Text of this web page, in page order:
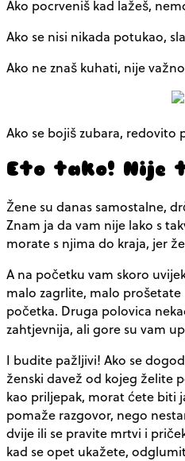
Ako pocrveniš kad lažeš,
Ako se nisi nikada potukao,
Ako ne znaš kuhati, nije
Ako se bojiš zubara, redovito
Eto tako! Nije
Žene su danas samostalne,
Znam ja da vam nije lako s
morate s njima do kraja, jer
A na početku vam skoro
malo zagrlite, malo
početka. Druga polovica
zahtjevnija, ali gore su vam
I budite pažljivi! Ako se
ženski davež od kojeg želite
kao priljepak, morat ćete biti
pomaže razgovor, nego
dvije ili se pravite mrtvi i
kad se opet ukažete,